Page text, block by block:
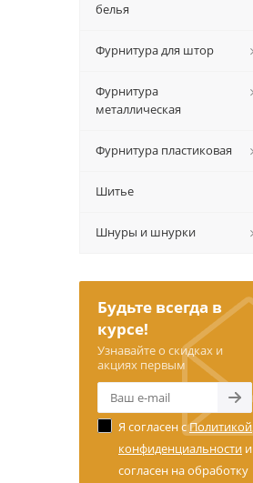
белья
Фурнитура для штор
Фурнитура
металлическая
Фурнитура пластиковая
Шитье
Шнуры и шнурки
Будьте всегда в
курсе!
Узнавайте о скидках и
акциях первым
Я согласен сПолитикой
конфиденциальности и
согласен на обработку